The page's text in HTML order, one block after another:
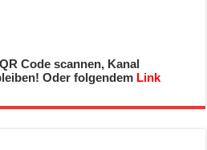
Code scannen, Kanal
Oder folgendem Link